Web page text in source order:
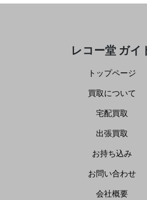
レコー堂 ガイ
トップページ
買取について
宅配買取
出張買取
お持ち込み
お問い合わせ
会社概要